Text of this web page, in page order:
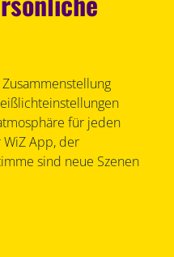
für jeden
App, der
sind neue Szenen